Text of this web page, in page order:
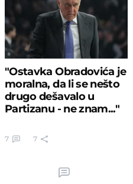
"Ostavka Obradovića je
moralna, da li se nešto
drugo dešavalo u
Partizanu - ne znam..."
7 7